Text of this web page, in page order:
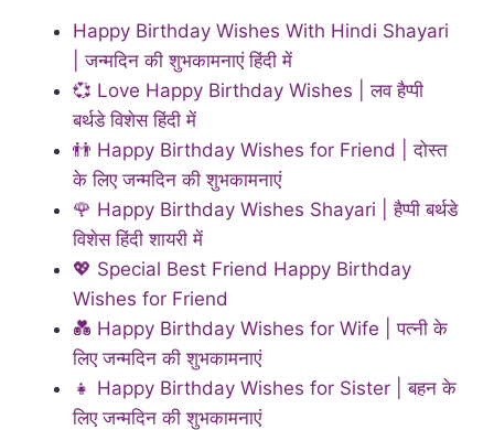
Happy Birthday Wishes With Hindi Shayari
| जन्मदिन की शुभकामनाएं हिंदी में
💞 Love Happy Birthday Wishes | लव हैप्पी
बर्थडे विशेस हिंदी में
👬 Happy Birthday Wishes for Friend | दोस्त
के लिए जन्मदिन की शुभकामनाएं
🌹 Happy Birthday Wishes Shayari | हैप्पी बर्थडे
विशेस हिंदी शायरी में
💖 Special Best Friend Happy Birthday
Wishes for Friend
💑 Happy Birthday Wishes for Wife | पत्नी के
लिए जन्मदिन की शुभकामनाएं
👧 Happy Birthday Wishes for Sister | बहन के
लिए जन्मदिन की शुभकामनाएं